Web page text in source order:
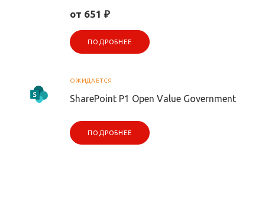
от 651 ₽
ПОДРОБНЕЕ
ОЖИДАЕТСЯ
SharePoint P1 Open Value Government
ПОДРОБНЕЕ